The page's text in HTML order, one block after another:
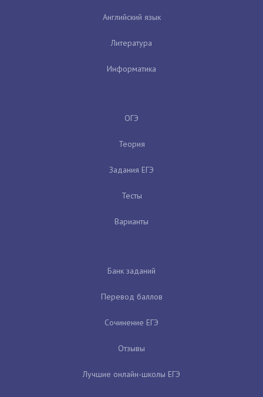
Английский язык
Литература
Информатика
ОГЭ
Теория
Задания ЕГЭ
Тесты
Варианты
Банк заданий
Перевод баллов
Сочинение ЕГЭ
Отзывы
Лучшие онлайн-школы ЕГЭ